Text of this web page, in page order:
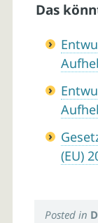
Das
(EU)
Posted in